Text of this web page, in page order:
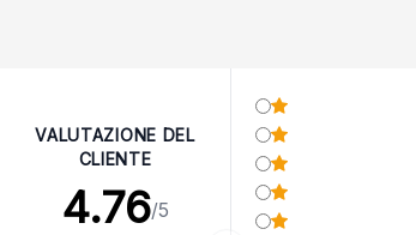
VALUTAZIONE DEL
CLIENTE
4.76/5